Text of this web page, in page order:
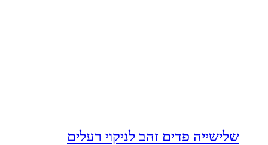
שלישייה פדים זהב לניקוי רעלים